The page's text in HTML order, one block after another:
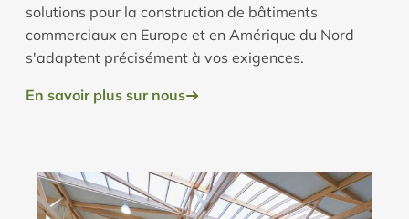
solutions pour la construction de bâtiments
commerciaux en Europe et en Amérique du Nord
s'adaptent précisément à vos exigences.
En savoir plus sur nous